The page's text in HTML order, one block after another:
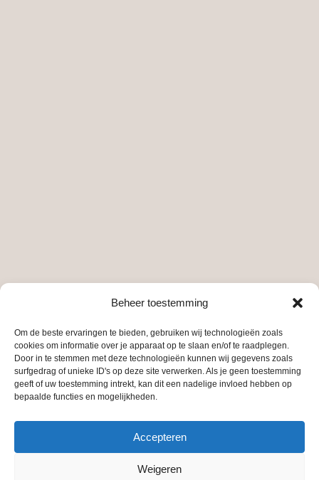
Beheer toestemming
Om de beste ervaringen te bieden, gebruiken wij technologieën zoals
cookies om informatie over je apparaat op te slaan en/of te raadplegen.
Door in te stemmen met deze technologieën kunnen wij gegevens zoals
surfgedrag of unieke ID's op deze site verwerken. Als je geen toestemming
geeft of uw toestemming intrekt, kan dit een nadelige invloed hebben op
bepaalde functies en mogelijkheden.
Accepteren
Weigeren